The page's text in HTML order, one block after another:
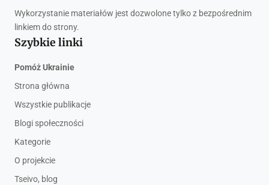
Wykorzystanie materiałów jest dozwolone tylko z bezpośrednim
linkiem do strony.
Szybkie linki
Pomóż Ukrainie
Strona główna
Wszystkie publikacje
Blogi społeczności
Kategorie
O projekcie
Tseivo, blog